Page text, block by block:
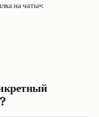
на чаты»: